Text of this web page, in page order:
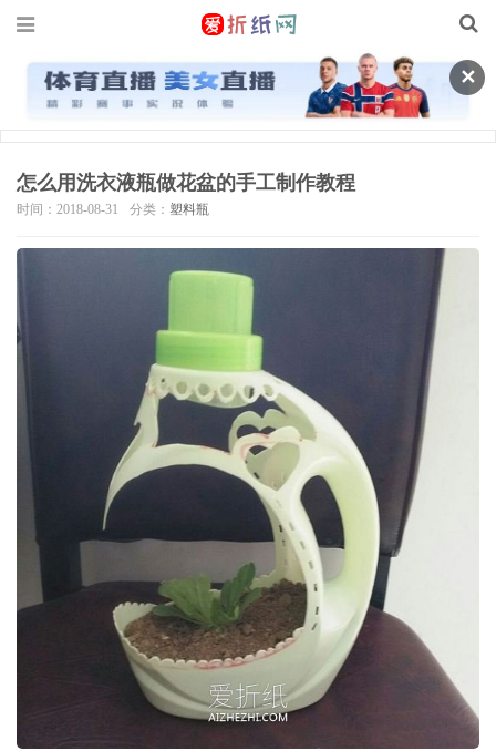
✕
怎么用洗衣液瓶做花盆的手工制作教程
时间：2018-08-31 分类： 塑料瓶